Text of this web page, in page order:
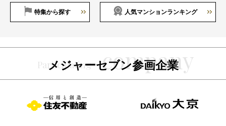
特集から探す 人気マンションランキング
メジャーセブン参画企業